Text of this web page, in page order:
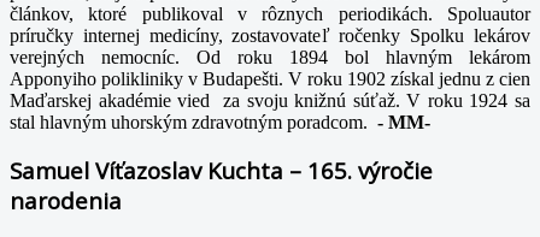
článkov, ktoré publikoval v rôznych periodikách. Spoluautor
príručky internej medicíny, zostavovateľ ročenky Spolku lekárov
verejných nemocníc. Od roku 1894 bol hlavným lekárom
Apponyiho polikliniky v Budapešti. V roku 1902 získal jednu z cien
Maďarskej akadémie vied za svoju knižnú súťaž. V roku 1924 sa
stal hlavným uhorským zdravotným poradcom. - MM-
Samuel Víťazoslav Kuchta – 165. výročie
narodenia